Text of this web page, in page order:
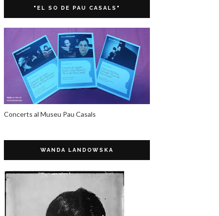
"EL SO DE PAU CASALS"
Concerts al Museu Pau Casals
WANDA LANDOWSKA